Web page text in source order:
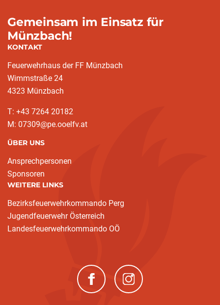
Gemeinsam im Einsatz für
Münzbach!
KONTAKT
Feuerwehrhaus der FF Münzbach
Wimmstraße 24
4323 Münzbach
T: +43 7264 20182
M: 07309@pe.ooelfv.at
ÜBER UNS
Ansprechpersonen
Sponsoren
WEITERE LINKS
Bezirksfeuerwehrkommando Perg
Jugendfeuerwehr Österreich
Landesfeuerwehrkommando OÖ
(neues Fenster)(neues Fenster)